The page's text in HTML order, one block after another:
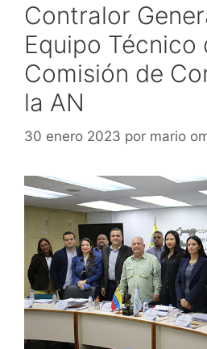
Contralor
Equipo Técnico
Comisión de
la AN
30 enero 2023 por mario